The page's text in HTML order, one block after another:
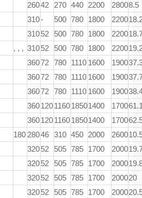
26042 270 440 2200 28008.5
310- 500 780 1800 2200
31052 500 780 1800 2200
, , , 31052 500 780 1800 2200
36072 780 1110 1600 1900
36072 780 1110 1600 1900
36072 780 1110 1600 1900
360120116018501400 1700
360120116018501400 1700
180 28046 310 450 2000 2600
32052 505 785 1700 2000
32052 505 785 1700 2000
32052 505 785 1700 200020
32052 505 785 1700 2000